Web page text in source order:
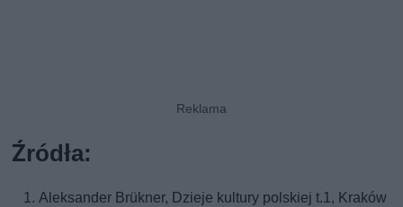
Źródła:
Aleksander Brükner, Dzieje kultury polskiej t.1, Kraków